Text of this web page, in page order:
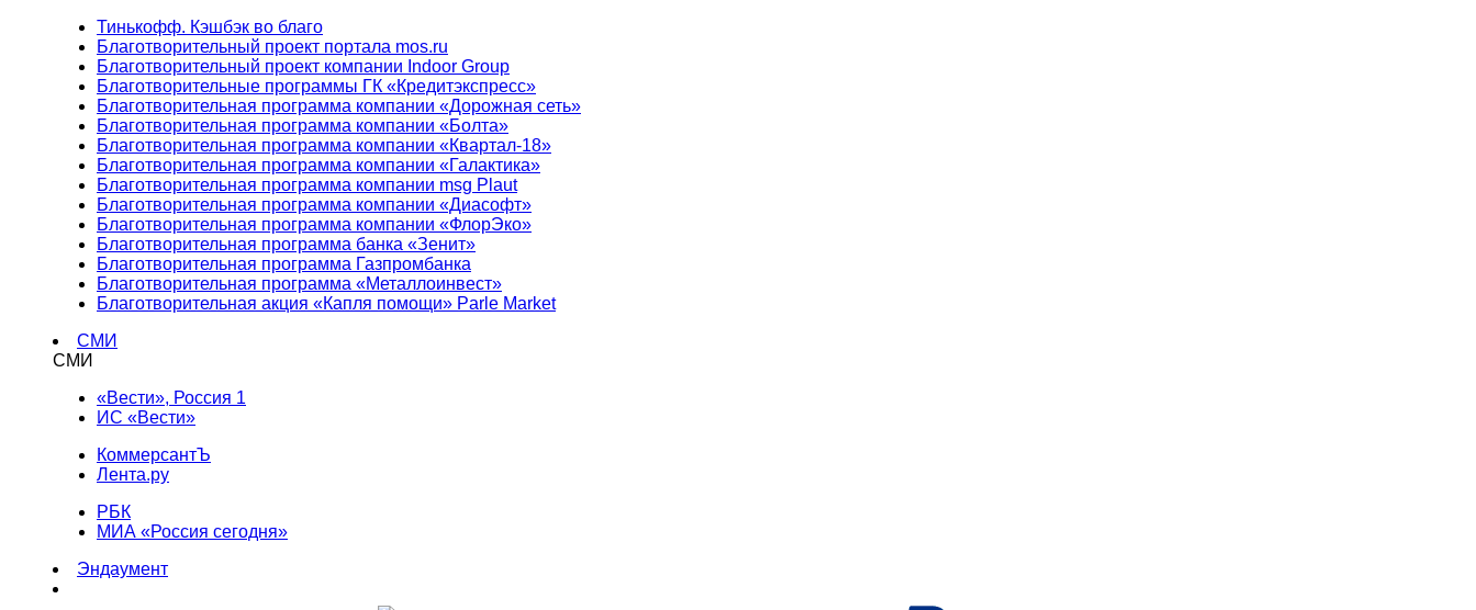
Тинькофф. Кэшбэк во благо
Благотворительный проект портала mos.ru
Благотворительный проект компании Indoor Group
Благотворительные программы ГК «Кредитэкспресс»
Благотворительная программа компании «Дорожная сеть»
Благотворительная программа компании «Болта»
Благотворительная программа компании «Квартал-18»
Благотворительная программа компании «Галактика»
Благотворительная программа компании msg Plaut
Благотворительная программа компании «Диасофт»
Благотворительная программа компании «ФлорЭко»
Благотворительная программа банка «Зенит»
Благотворительная программа Газпромбанка
Благотворительная программа «Металлоинвест»
Благотворительная акция «Капля помощи» Parle Market
СМИ
СМИ
«Вести», Россия 1
ИС «Вести»
КоммерсантЪ
Лента.ру
РБК
МИА «Россия сегодня»
Эндаумент